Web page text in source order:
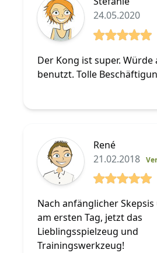
24.05.2020
Der Kong ist super. Würde
benutzt. Tolle
René
21.02.2018
Nach anfänglicher
am ersten Tag, jetzt das
Lieblingsspielzeug und
Trainingswerkzeug!